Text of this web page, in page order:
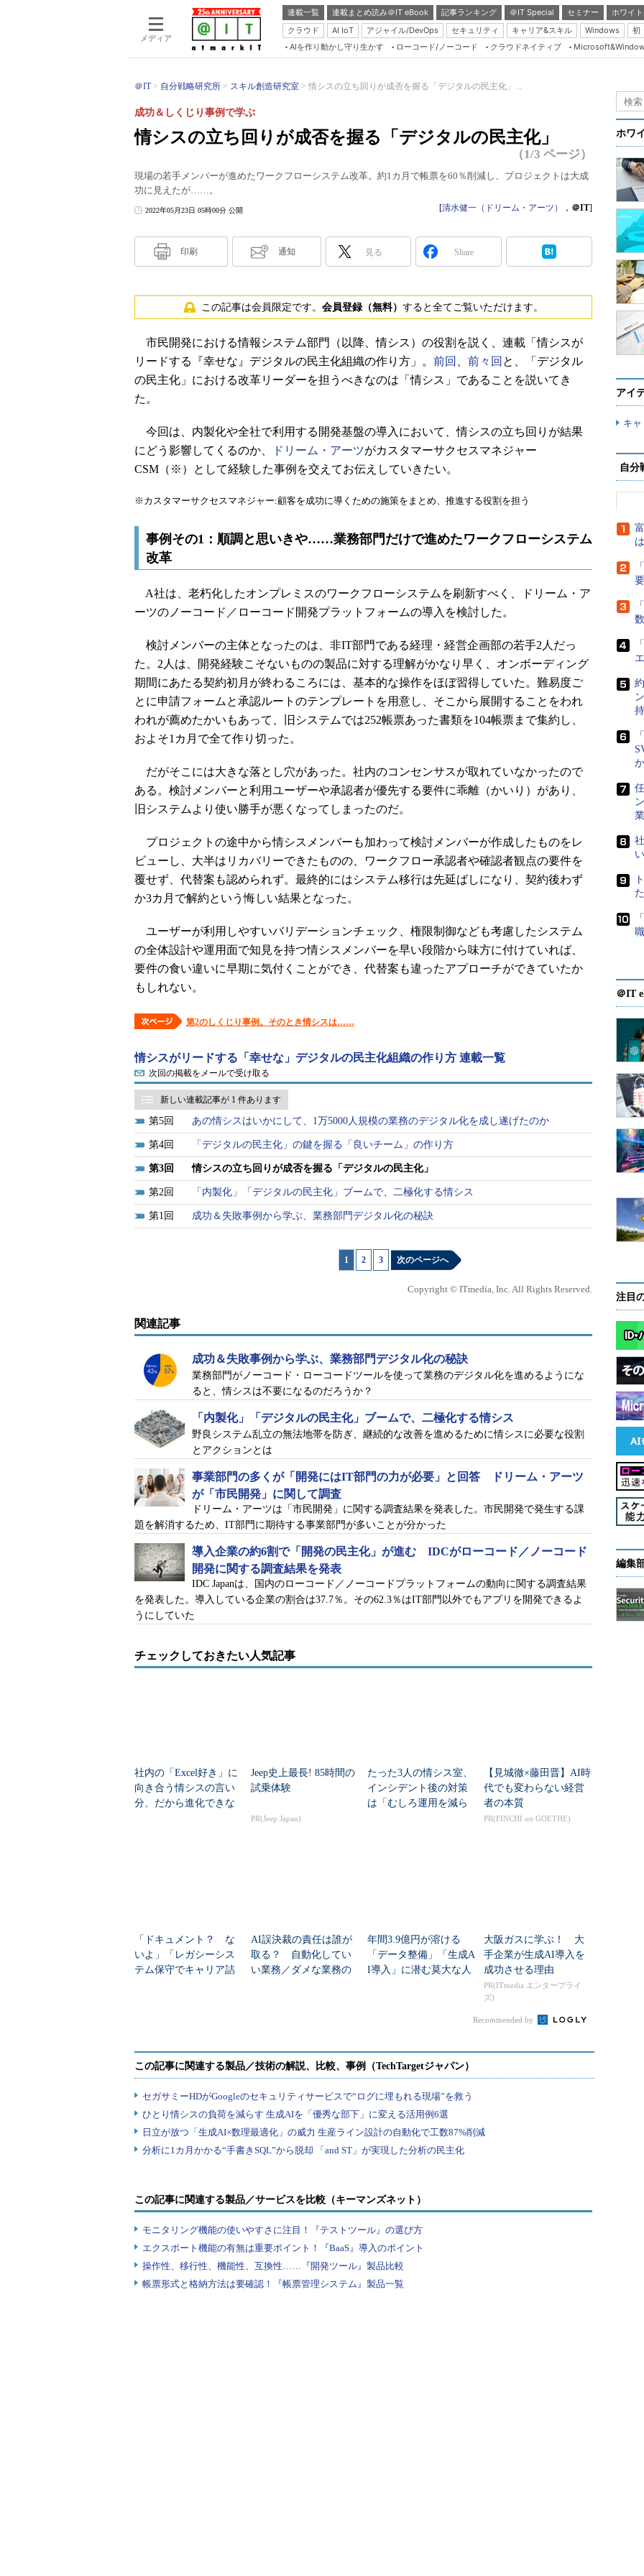
メディア
連載一覧 連載まとめ読み＠IT eBook 記事ランキング ＠IT Special セミナー
ホワイ
クラウド
AI IoT アジャイル/DevOps セキュリティ キャリア&スキル Windows
初
Server & Storage
Database Expert
Master of IP Network
Security & Trust
Test & Tools
AIを作り動かし守り生かす ローコード/ノーコード クラウドネイティブ
＠IT 自分戦略研究所 スキル創造研究室 情シスの立ち回りが成否を握る「デジタルの民主化」...
情シスの立ち回りが成否を握る「デジタルの民主化」
成功＆しくじり事例で学ぶ
（1/3 ページ）
現場の若手メンバーが進めたワークフローシステム改革。約1カ月で帳票を60％削減し、プロジェクトは大成
功に見えたが……。
2022年05月23日 05時00分 公開 [清水健一（ドリーム・アーツ） ， ＠IT]
印刷 通知 見る Share
この記事は会員限定です。 会員登録（無料） すると全てご覧いただけます。
市民開発における情報システム部門（以降、情シス）の役割を説く、連載「情シスが
リードする『幸せな』デジタルの民主化組織の作り方」。 前回 前々回 と、「デジタル
の民主化」における改革リーダーを担うべきなのは「情シス」であることを説いてき
た。
今回は、内製化や全社で利用する開発基盤の導入において、情シスの立ち回りが結果
にどう影響してくるのか、
ドリーム・アーツがカスタマーサクセスマネジャー
CSM（※）として経験した事例を交えてお伝えしていきたい。
※カスタマーサクセスマネジャー:顧客を成功に導くための施策をまとめ、推進する役割を担う
事例その1：順調と思いきや……業務部門だけで進めたワークフローシステム
改革
A社は、老朽化したオンプレミスのワークフローシステムを刷新すべく、ドリーム・ア
ーツのノーコード／ローコード開発プラットフォームの導入を検討した。
検討メンバーの主体となったのは、非IT部門である経理・経営企画部の若手2人だっ
た。2人は、開発経験こそないものの製品に対する理解がかなり早く、オンボーディング
期間にあたる契約初月が終わるころには、基本的な操作をほぼ習得していた。難易度ご
とに申請フォームと承認ルートのテンプレートを用意し、そこから展開することをわれ
われが薦めたかいもあって、旧システムでは252帳票あった書類を104帳票まで集約し、
およそ1カ月で全て作り切った。
だがそこには大きな落とし穴があった。社内のコンセンサスが取れていなかったので
ある。検討メンバーと利用ユーザーや承認者が優先する要件に乖離（かいり）があり、
旧システムより使い勝手が悪くなってしまったのだ。
プロジェクトの途中から情シスメンバーも加わって検討メンバーが作成したものをレ
ビューし、大半はリカバリーできたものの、ワークフロー承認者や確認者観点の要件を
覆せず、代替案も認められず。最終的にはシステム移行は先延ばしになり、契約後わず
か3カ月で解約という悔しい結果となった。
ユーザーが利用しやすいバリデーションチェック、権限制御なども考慮したシステム
の全体設計や運用面で知見を持つ情シスメンバーを早い段階から味方に付けていれば、
要件の食い違いに早期に気付くことができ、代替案も違ったアプローチができていたか
もしれない。
第2のしくじり事例。そのとき情シスは……
情シスがリードする「幸せな」デジタルの民主化組織の作り方 連載一覧
次回の掲載をメールで受け取る
新しい連載記事が 1 件あります
5 あの情シスはいかにして、1万5000人規模の業務のデジタル化を成し遂げたのか
4 「デジタルの民主化」の鍵を握る「良いチーム」の作り方
3 情シスの立ち回りが成否を握る「デジタルの民主化」
2 「内製化」「デジタルの民主化」ブームで、二極化する情シス
1 成功＆失敗事例から学ぶ、業務部門デジタル化の秘訣
1 2 3 次のページへ
Copyright © ITmedia, Inc. All Rights Reserved.
関連記事
成功＆失敗事例から学ぶ、業務部門デジタル化の秘訣
業務部門がノーコード・ローコードツールを使って業務のデジタル化を進めるようにな
ると、情シスは不要になるのだろうか？
「内製化」「デジタルの民主化」ブームで、二極化する情シス
野良システム乱立の無法地帯を防ぎ、継続的な改善を進めるために情シスに必要な役割
とアクションとは
事業部門の多くが「開発にはIT部門の力が必要」と回答 ドリーム・アーツ
が「市民開発」に関して調査
ドリーム・アーツは「市民開発」に関する調査結果を発表した。市民開発で発生する課
題を解消するため、IT部門に期待する事業部門が多いことが分かった
導入企業の約6割で「開発の民主化」が進む IDCがローコード／ノーコード
開発に関する調査結果を発表
IDC Japanは、国内のローコード／ノーコードプラットフォームの動向に関する調査結果
を発表した。導入している企業の割合は37.7％。その62.3％はIT部門以外でもアプリを開発できるよ
うにしていた
チェックしておきたい人気記事
社内の「Excel好き」に
向き合う情シスの言い
分、だから進化できな
Jeep史上最長! 85時間の
試乗体験
PR(Jeep Japan)
たった3人の情シス室、
インシデント後の対策
は「むしろ運用を減ら
【見城徹×藤田晋】AI時
代でも変わらない経営
者の本質
PR(FINCHI on GOETHE)
「ドキュメント？ な
いよ」「レガシーシス
テム保守でキャリア詰
AI誤決裁の責任は誰が
取る？ 自動化してい
い業務／ダメな業務の
年間3.9億円が溶ける
「データ整備」「生成A
I導入」に潜む莫大な人
大阪ガスに学ぶ！ 大
手企業が生成AI導入を
成功させる理由
PR(ITmedia エンタープライ
ズ)
Recommended by
この記事に関連する製品／サービスを比較（キーマンズネット）
モニタリング機能の使いやすさに注目！『テストツール』の選び方
エクスポート機能の有無は重要ポイント！『BaaS』導入のポイント
操作性、移行性、機能性、互換性……『開発ツール』製品比較
帳票形式と格納方法は要確認！『帳票管理システム』製品一覧
ホワ
アイ
キ
自分
か
＠IT
注目
編集